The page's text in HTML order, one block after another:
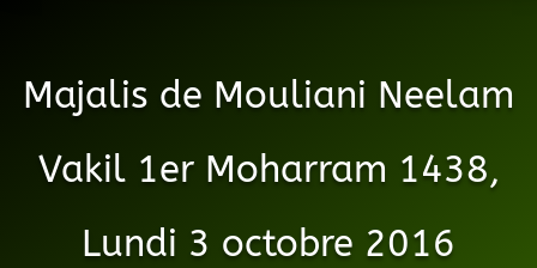
Majalis de Mouliani Neelam
Vakil 1er Moharram 1438,
Lundi 3 octobre 2016